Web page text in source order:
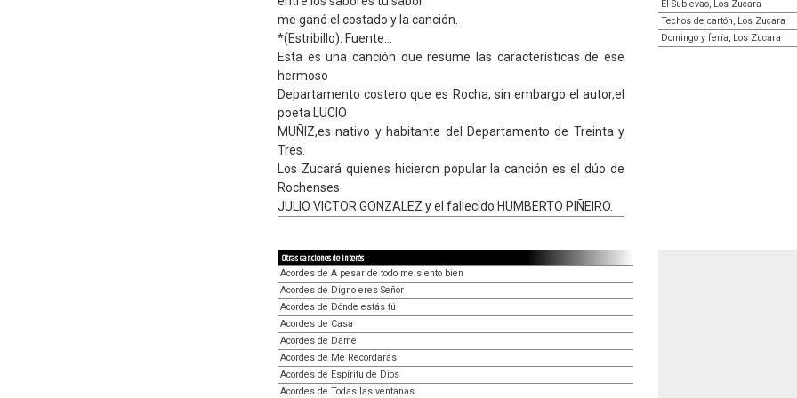
me ganó el costado y la canción.
*(Estribillo): Fuente...
Esta es una canción que resume las características de ese
hermoso
Departamento costero que es Rocha, sin embargo el autor,el
poeta LUCIO
MUÑIZ,es nativo y habitante del Departamento de Treinta y
Tres.
Los Zucará quienes hicieron popular la canción es el dúo de
Rochenses
JULIO VICTOR GONZALEZ y el fallecido HUMBERTO PIÑEIRO.
El Sublevao, Los Zucara
Techos de cartón, Los Zucara
Domingo y feria, Los Zucara
Otras canciones de interés
Acordes de A pesar de todo me siento bien
Acordes de Digno eres Señor
Acordes de Dónde estás tú
Acordes de Casa
Acordes de Dame
Acordes de Me Recordarás
Acordes de Espíritu de Dios
Acordes de Todas las ventanas